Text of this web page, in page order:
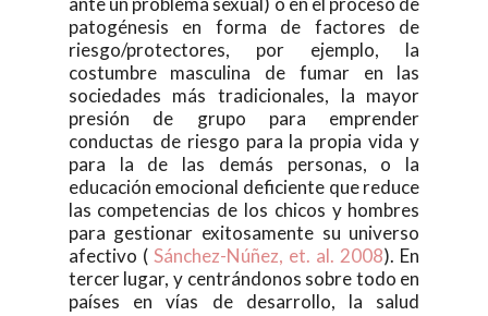
patogénesis en forma de factores de
riesgo/protectores, por ejemplo, la
costumbre masculina de fumar en las
sociedades más tradicionales, la mayor
presión de grupo para emprender
conductas de riesgo para la propia vida y
para la de las demás personas, o la
educación emocional deficiente que reduce
las competencias de los chicos y hombres
para gestionar exitosamente su universo
afectivo ( Sánchez-Núñez, et. al. 2008). En
tercer lugar, y centrándonos sobre todo en
países en vías de desarrollo, la salud